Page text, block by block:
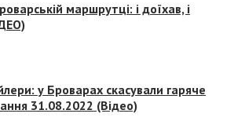
маршрутці: і доїхав, і
у Броварах скасували гаряче
31.08.2022 (Відео)